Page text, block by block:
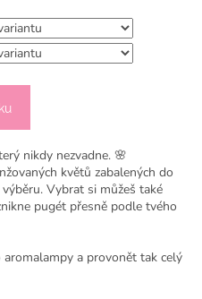
nikdy nezvadne. 🌸
květů zabalených do
Vybrat si můžeš také
pugét přesně podle tvého
a provonět tak celý